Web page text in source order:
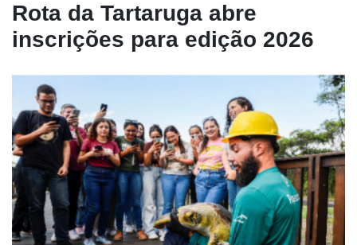
Rota da Tartaruga abre
inscrições para edição 2026